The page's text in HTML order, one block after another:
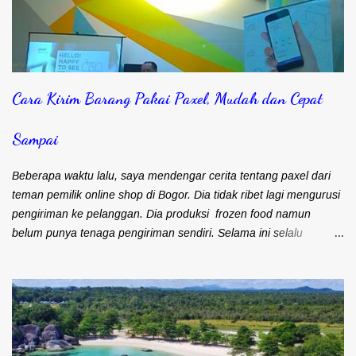
Cara Kirim Barang Pakai Paxel, Mudah dan Cepat
Sampai
Beberapa waktu lalu, saya mendengar cerita tentang paxel dari
teman pemilik online shop di Bogor. Dia tidak ribet lagi mengurusi
pengiriman ke pelanggan. Dia produksi frozen food namun
belum punya tenaga pengiriman sendiri. Selama ini selalu
Djohari Zein, CEO Paxel Indonesia Teman saya sebenarnya lebih
suka menggunakan kurir. Pengiriman cepat sampai ke
pelanggan. Satu kurir bisa langsung bawa banyak barang untuk
dikirim. Namun kendalanya, banyak pelanggan yang keberatan